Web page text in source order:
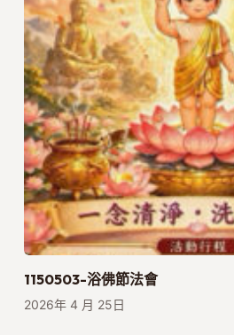
1150503-浴佛節法會
2026年 4 月 25日